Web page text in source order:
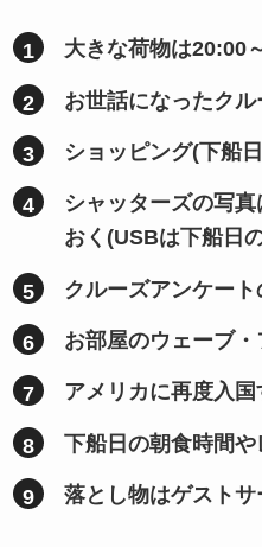
大きな荷物は20:00
お世話になったク
ショッピング(下船
シャッターズの写
おく(USBは下船日
クルーズアンケート
お部屋のウェーブ
アメリカに再度入国
下船日の朝食時間
落とし物はゲストサ